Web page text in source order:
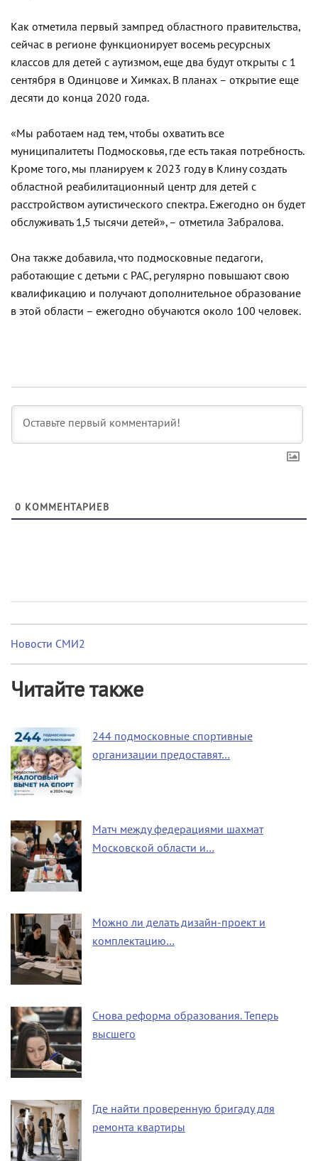
Как отметила первый зампред областного правительства,
сейчас в регионе функционирует восемь ресурсных
классов для детей с аутизмом, еще два будут открыты с 1
сентября в Одинцове и Химках. В планах – открытие еще
десяти до конца 2020 года.
«Мы работаем над тем, чтобы охватить все
муниципалитеты Подмосковья, где есть такая потребность.
Кроме того, мы планируем к 2023 году в Клину создать
областной реабилитационный центр для детей с
расстройством аутистического спектра. Ежегодно он будет
обслуживать 1,5 тысячи детей», – отметила Забралова.
Она также добавила, что подмосковные педагоги,
работающие с детьми с РАС, регулярно повышают свою
квалификацию и получают дополнительное образование
в этой области – ежегодно обучаются около 100 человек.
0 КОММЕНТАРИЕВ
Новости СМИ2
Читайте также
244 подмосковные спортивные
организации предоставят…
Матч между федерациями шахмат
Московской области и…
Можно ли делать дизайн-проект и
комплектацию…
Снова реформа образования. Теперь
высшего
Где найти проверенную бригаду для
ремонта квартиры